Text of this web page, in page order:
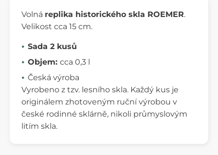
Volná replika historického skla ROEMER.
Velikost cca 15 cm.
Sada 2 kusů
Objem: cca 0,3 l
Česká výroba
Vyrobeno z tzv. lesního skla. Každý kus je
originálem zhotoveným ruční výrobou v
české rodinné sklárně, nikoli průmyslovým
litím skla.